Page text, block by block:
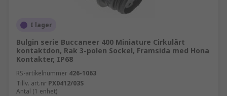
I lager
Bulgin serie Buccaneer 400 Miniature Cirkulärt
kontaktdon, Rak 3-polen Sockel, Framsida med Hona
Kontakter, IP68
RS-artikelnummer 426-1063
Tillv. art.nr PX0412/03S
Antal (1 enhet)